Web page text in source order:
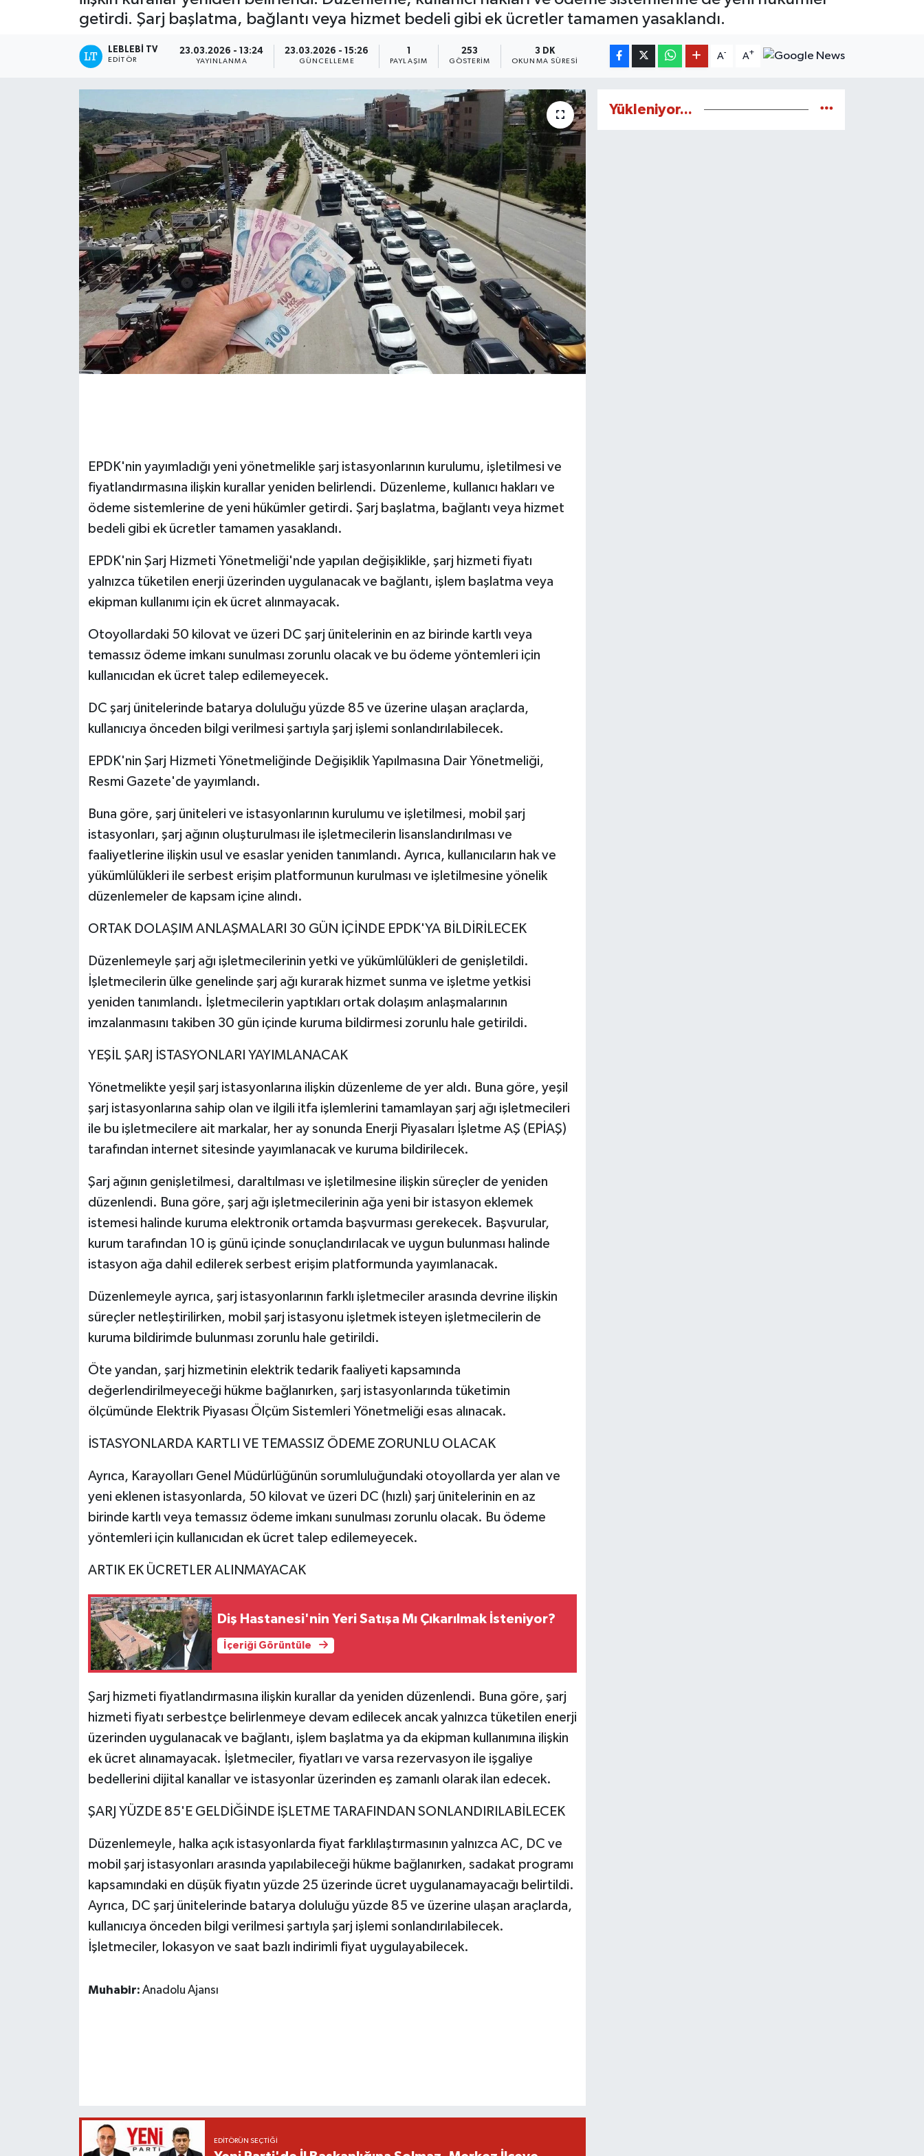
getirdi. Şarj başlatma, bağlantı veya hizmet bedeli gibi ek ücretler tamamen yasaklandı.
LEBLEBI TV
EDITÖR
23.03.2026 - 13:24
YAYINLANMA
23.03.2026 - 15:26
GÜNCELLEME
1
PAYLAŞIM
253
GÖSTERIM
3 DK
OKUNMA SÜRESI
A- A+
EPDK'nin yayımladığı yeni yönetmelikle şarj istasyonlarının kurulumu, işletilmesi ve
fiyatlandırmasına ilişkin kurallar yeniden belirlendi. Düzenleme, kullanıcı hakları ve
ödeme sistemlerine de yeni hükümler getirdi. Şarj başlatma, bağlantı veya hizmet
bedeli gibi ek ücretler tamamen yasaklandı.
EPDK'nin Şarj Hizmeti Yönetmeliği'nde yapılan değişiklikle, şarj hizmeti fiyatı
yalnızca tüketilen enerji üzerinden uygulanacak ve bağlantı, işlem başlatma veya
ekipman kullanımı için ek ücret alınmayacak.
Otoyollardaki 50 kilovat ve üzeri DC şarj ünitelerinin en az birinde kartlı veya
temassız ödeme imkanı sunulması zorunlu olacak ve bu ödeme yöntemleri için
kullanıcıdan ek ücret talep edilemeyecek.
DC şarj ünitelerinde batarya doluluğu yüzde 85 ve üzerine ulaşan araçlarda,
kullanıcıya önceden bilgi verilmesi şartıyla şarj işlemi sonlandırılabilecek.
EPDK'nin Şarj Hizmeti Yönetmeliğinde Değişiklik Yapılmasına Dair Yönetmeliği,
Resmi Gazete'de yayımlandı.
Buna göre, şarj üniteleri ve istasyonlarının kurulumu ve işletilmesi, mobil şarj
istasyonları, şarj ağının oluşturulması ile işletmecilerin lisanslandırılması ve
faaliyetlerine ilişkin usul ve esaslar yeniden tanımlandı. Ayrıca, kullanıcıların hak ve
yükümlülükleri ile serbest erişim platformunun kurulması ve işletilmesine yönelik
düzenlemeler de kapsam içine alındı.
ORTAK DOLAŞIM ANLAŞMALARI 30 GÜN İÇİNDE EPDK'YA BİLDİRİLECEK
Düzenlemeyle şarj ağı işletmecilerinin yetki ve yükümlülükleri de genişletildi.
İşletmecilerin ülke genelinde şarj ağı kurarak hizmet sunma ve işletme yetkisi
yeniden tanımlandı. İşletmecilerin yaptıkları ortak dolaşım anlaşmalarının
imzalanmasını takiben 30 gün içinde kuruma bildirmesi zorunlu hale getirildi.
YEŞİL ŞARJ İSTASYONLARI YAYIMLANACAK
Yönetmelikte yeşil şarj istasyonlarına ilişkin düzenleme de yer aldı. Buna göre, yeşil
şarj istasyonlarına sahip olan ve ilgili itfa işlemlerini tamamlayan şarj ağı işletmecileri
ile bu işletmecilere ait markalar, her ay sonunda Enerji Piyasaları İşletme AŞ (EPİAŞ)
tarafından internet sitesinde yayımlanacak ve kuruma bildirilecek.
Şarj ağının genişletilmesi, daraltılması ve işletilmesine ilişkin süreçler de yeniden
düzenlendi. Buna göre, şarj ağı işletmecilerinin ağa yeni bir istasyon eklemek
istemesi halinde kuruma elektronik ortamda başvurması gerekecek. Başvurular,
kurum tarafından 10 iş günü içinde sonuçlandırılacak ve uygun bulunması halinde
istasyon ağa dahil edilerek serbest erişim platformunda yayımlanacak.
Düzenlemeyle ayrıca, şarj istasyonlarının farklı işletmeciler arasında devrine ilişkin
süreçler netleştirilirken, mobil şarj istasyonu işletmek isteyen işletmecilerin de
kuruma bildirimde bulunması zorunlu hale getirildi.
Öte yandan, şarj hizmetinin elektrik tedarik faaliyeti kapsamında
değerlendirilmeyeceği hükme bağlanırken, şarj istasyonlarında tüketimin
ölçümünde Elektrik Piyasası Ölçüm Sistemleri Yönetmeliği esas alınacak.
İSTASYONLARDA KARTLI VE TEMASSIZ ÖDEME ZORUNLU OLACAK
Ayrıca, Karayolları Genel Müdürlüğünün sorumluluğundaki otoyollarda yer alan ve
yeni eklenen istasyonlarda, 50 kilovat ve üzeri DC (hızlı) şarj ünitelerinin en az
birinde kartlı veya temassız ödeme imkanı sunulması zorunlu olacak. Bu ödeme
yöntemleri için kullanıcıdan ek ücret talep edilemeyecek.
ARTIK EK ÜCRETLER ALINMAYACAK
Diş Hastanesi'nin Yeri Satışa Mı Çıkarılmak İsteniyor?
İçeriği Görüntüle
Şarj hizmeti fiyatlandırmasına ilişkin kurallar da yeniden düzenlendi. Buna göre, şarj
hizmeti fiyatı serbestçe belirlenmeye devam edilecek ancak yalnızca tüketilen enerji
üzerinden uygulanacak ve bağlantı, işlem başlatma ya da ekipman kullanımına ilişkin
ek ücret alınamayacak. İşletmeciler, fiyatları ve varsa rezervasyon ile işgaliye
bedellerini dijital kanallar ve istasyonlar üzerinden eş zamanlı olarak ilan edecek.
ŞARJ YÜZDE 85'E GELDİĞİNDE İŞLETME TARAFINDAN SONLANDIRILABİLECEK
Düzenlemeyle, halka açık istasyonlarda fiyat farklılaştırmasının yalnızca AC, DC ve
mobil şarj istasyonları arasında yapılabileceği hükme bağlanırken, sadakat programı
kapsamındaki en düşük fiyatın yüzde 25 üzerinde ücret uygulanamayacağı belirtildi.
Ayrıca, DC şarj ünitelerinde batarya doluluğu yüzde 85 ve üzerine ulaşan araçlarda,
kullanıcıya önceden bilgi verilmesi şartıyla şarj işlemi sonlandırılabilecek.
İşletmeciler, lokasyon ve saat bazlı indirimli fiyat uygulayabilecek.
Muhabir: Anadolu Ajansı
EDITÖRÜN SEÇTIĞI
Yükleniyor...